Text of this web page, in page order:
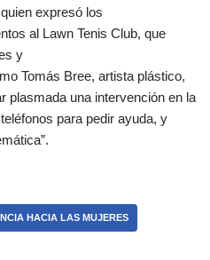
expresó los
al Lawn Tenis Club, que
y
Tomás Bree, artista plástico,
plasmada una intervención en la
para pedir ayuda, y
HACIA LAS MUJERES